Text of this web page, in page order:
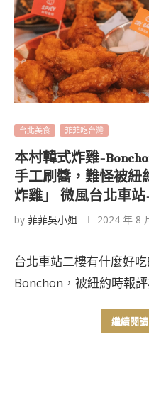
台北美食 菲菲吃台灣
本村韓式炸雞-
手工刷醬，難怪被
炸雞」 微風台北車
by 菲菲吳小姐 2024 年 8
台北車站二樓有什麼好
Bonchon，被紐約時報
繼續閱讀